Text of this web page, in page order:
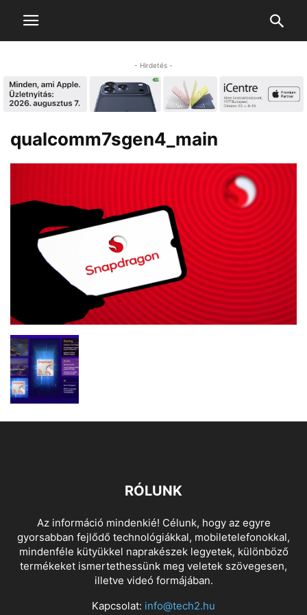
- Hirdetés -
qualcomm7sgen4_main
RÓLUNK
Az információ mindenkié! Célunk, hogy az egyre
gyorsabban fejlődő technológiákkal, mobiletelefonokkal,
mindenféle kütyükkel naprakészek legyetek, különböző
termékeket ismertethessünk meg veletek szövegesen,
illetve videó formájában.
Kapcsolat: info@tech2.hu